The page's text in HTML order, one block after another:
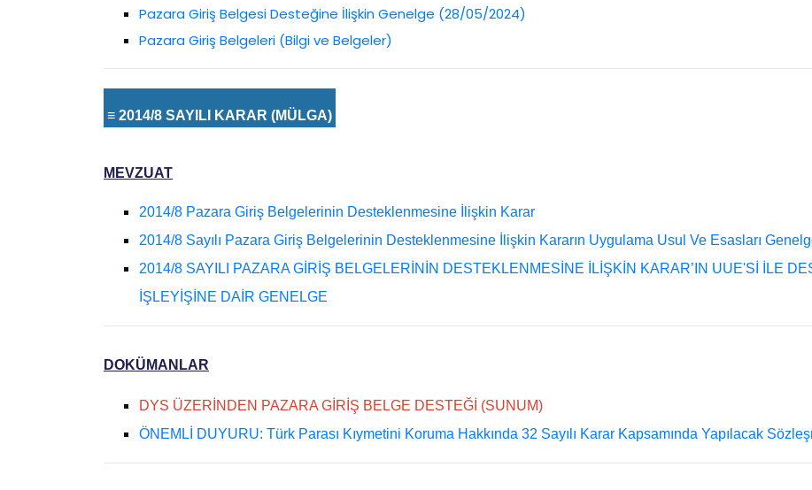
Pazara Giriş Belgesi Desteğine İlişkin Genelge (28/05/2024)
Pazara Giriş Belgeleri (Bilgi ve Belgeler)
≡ 2014/8 SAYILI KARAR (MÜLGA)
MEVZUAT
2014/8 Pazara Giriş Belgelerinin Desteklenmesine İlişkin Karar
2014/8 Sayılı Pazara Giriş Belgelerinin Desteklenmesine İlişkin Kararın Uygulama Usul Ve Esasları
2014/8 SAYILI PAZARA GİRİŞ BELGELERİNİN DESTEKLENMESİNE İLİŞKİN KARAR’IN UUE'Sİ İLE
İŞLEYİŞİNE DAİR GENELGE
DOKÜMANLAR
DYS ÜZERİNDEN PAZARA GİRİŞ BELGE DESTEĞİ (SUNUM)
ÖNEMLİ DUYURU: Türk Parası Kıymetini Koruma Hakkında 32 Sayılı Karar Kapsamında Yapılacak